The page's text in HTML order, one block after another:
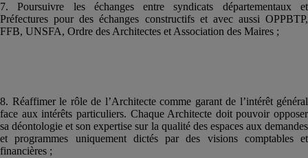
7. Poursuivre les échanges entre syndicats départementaux et
Préfectures pour des échanges constructifs et avec aussi OPPBTP,
FFB, UNSFA, Ordre des Architectes et Association des Maires ;
8. Réaffimer le rôle de l’Architecte comme garant de l’intérêt général
face aux intérêts particuliers. Chaque Architecte doit pouvoir opposer
sa déontologie et son expertise sur la qualité des espaces aux demandes
et programmes uniquement dictés par des visions comptables et
financières ;